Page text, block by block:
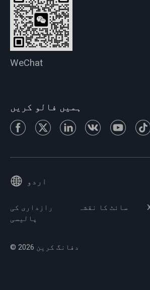
WeChat
ہمیں فالو کریں
اردو
رازداری کی
پالیسی
سائٹ کا نقشہ
© 2026 دفانگ کرین